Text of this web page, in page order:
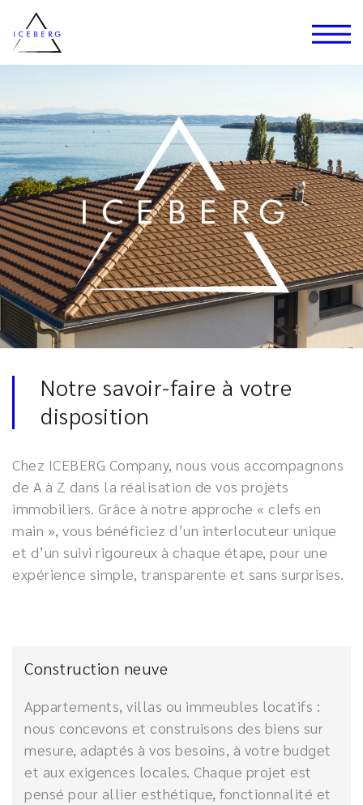
Notre savoir-faire à votre
disposition
Chez ICEBERG Company, nous vous accompagnons
de A à Z dans la réalisation de vos projets
immobiliers. Grâce à notre approche « clefs en
main », vous bénéficiez d’un interlocuteur unique
et d’un suivi rigoureux à chaque étape, pour une
expérience simple, transparente et sans surprises.
Construction neuve
Appartements, villas ou immeubles locatifs :
nous concevons et construisons des biens sur
mesure, adaptés à vos besoins, à votre budget
et aux exigences locales. Chaque projet est
pensé pour allier esthétique, fonctionnalité et